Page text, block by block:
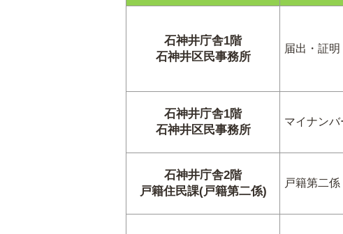
石神井庁舎1階
石神井区民事務所
届出・証明
石神井庁舎1階
石神井区民事務所
マイナン
石神井庁舎2階
戸籍住民課(戸籍第二係)
戸籍第二係